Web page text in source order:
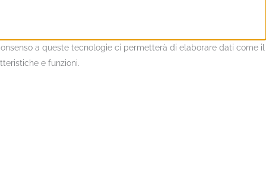
a queste tecnologie ci permetterà di elaborare dati come il
e funzioni.